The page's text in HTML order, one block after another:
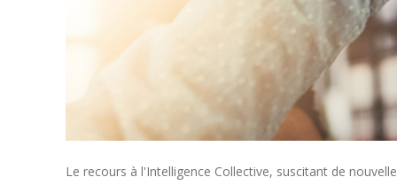
Le recours à l'Intelligence Collective, suscitant de